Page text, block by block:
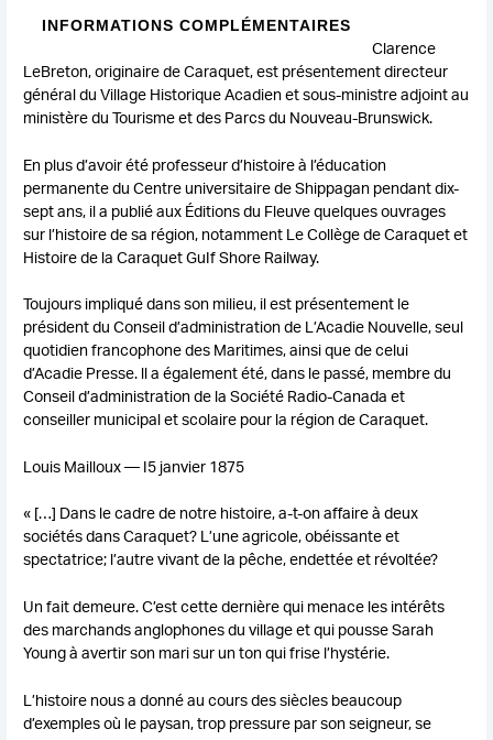
INFORMATIONS COMPLÉMENTAIRES
Clarence
LeBreton, originaire de Caraquet, est présentement directeur
général du Village Historique Acadien et sous-ministre adjoint au
ministère du Tourisme et des Parcs du Nouveau-Brunswick.
En plus d’avoir été professeur d’histoire à l’éducation
permanente du Centre universitaire de Shippagan pendant dix-
sept ans, il a publié aux Éditions du Fleuve quelques ouvrages
sur l’histoire de sa région, notamment Le Collège de Caraquet et
Histoire de la Caraquet GuIf Shore Railway.
Toujours impliqué dans son milieu, il est présentement le
président du Conseil d’administration de L’Acadie Nouvelle, seul
quotidien francophone des Maritimes, ainsi que de celui
d’Acadie Presse. ll a également été, dans le passé, membre du
Conseil d’administration de la Société Radio-Canada et
conseiller municipal et scolaire pour la région de Caraquet.
Louis Mailloux — I5 janvier 1875
« […] Dans le cadre de notre histoire, a-t-on affaire à deux
sociétés dans Caraquet? L’une agricole, obéissante et
spectatrice; l’autre vivant de la pêche, endettée et révoltée?
Un fait demeure. C’est cette dernière qui menace les intérêts
des marchands anglophones du village et qui pousse Sarah
Young à avertir son mari sur un ton qui frise l’hystérie.
L’histoire nous a donné au cours des siècles beaucoup
d’exemples où le paysan, trop pressure par son seigneur, se